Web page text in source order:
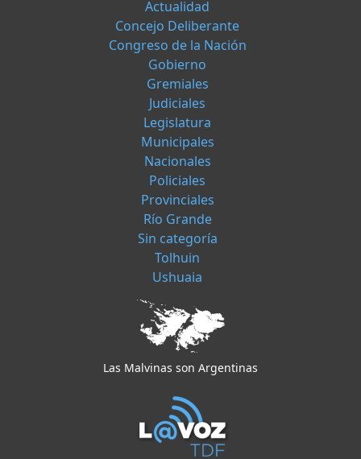
Actualidad
Concejo Deliberante
Congreso de la Nación
Gobierno
Gremiales
Judiciales
Legislatura
Municipales
Nacionales
Policiales
Provinciales
Río Grande
Sin categoría
Tolhuin
Ushuaia
Las Malvinas son Argentinas